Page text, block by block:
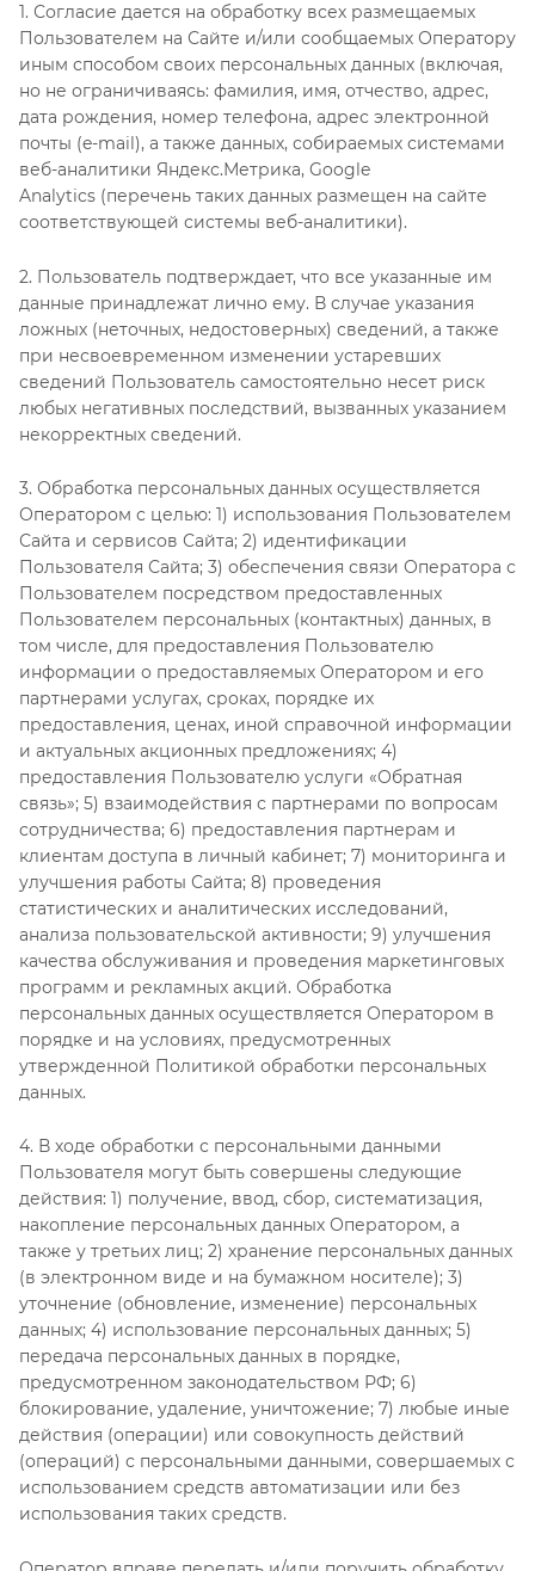
1. Согласие дается на обработку всех размещаемых
Пользователем на Сайте и/или сообщаемых Оператору
иным способом своих персональных данных (включая,
но не ограничиваясь: фамилия, имя, отчество, адрес,
дата рождения, номер телефона, адрес электронной
почты (e-mail), а также данных, собираемых системами
веб-аналитики Яндекс.Метрика, Google
Analytics (перечень таких данных размещен на сайте
соответствующей системы веб-аналитики).
2. Пользователь подтверждает, что все указанные им
данные принадлежат лично ему. В случае указания
ложных (неточных, недостоверных) сведений, а также
при несвоевременном изменении устаревших
сведений Пользователь самостоятельно несет риск
любых негативных последствий, вызванных указанием
некорректных сведений.
3. Обработка персональных данных осуществляется
Оператором с целью: 1) использования Пользователем
Сайта и сервисов Сайта; 2) идентификации
Пользователя Сайта; 3) обеспечения связи Оператора с
Пользователем посредством предоставленных
Пользователем персональных (контактных) данных, в
том числе, для предоставления Пользователю
информации о предоставляемых Оператором и его
партнерами услугах, сроках, порядке их
предоставления, ценах, иной справочной информации
и актуальных акционных предложениях; 4)
предоставления Пользователю услуги «Обратная
связь»; 5) взаимодействия с партнерами по вопросам
сотрудничества; 6) предоставления партнерам и
клиентам доступа в личный кабинет; 7) мониторинга и
улучшения работы Сайта; 8) проведения
статистических и аналитических исследований,
анализа пользовательской активности; 9) улучшения
качества обслуживания и проведения маркетинговых
программ и рекламных акций. Обработка
персональных данных осуществляется Оператором в
порядке и на условиях, предусмотренных
утвержденной Политикой обработки персональных
данных.
4. В ходе обработки с персональными данными
Пользователя могут быть совершены следующие
действия: 1) получение, ввод, сбор, систематизация,
накопление персональных данных Оператором, а
также у третьих лиц; 2) хранение персональных данных
(в электронном виде и на бумажном носителе); 3)
уточнение (обновление, изменение) персональных
данных; 4) использование персональных данных; 5)
передача персональных данных в порядке,
предусмотренном законодательством РФ; 6)
блокирование, удаление, уничтожение; 7) любые иные
действия (операции) или совокупность действий
(операций) с персональными данными, совершаемых с
использованием средств автоматизации или без
использования таких средств.